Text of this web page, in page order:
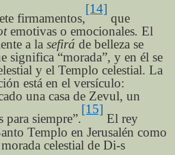
firmamentos,
[14]
que
emotivas o emocionales. El
a la sefirá de belleza se
significa “morada”, y en él se
y el Templo celestial. La
está en el versículo:
una casa de Zevul, un
para siempre”.
[15]
El rey
Templo en Jerusalén como
celestial de Di-s.